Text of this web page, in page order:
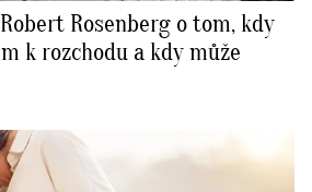
Rosenberg o tom, kdy
k rozchodu a kdy může